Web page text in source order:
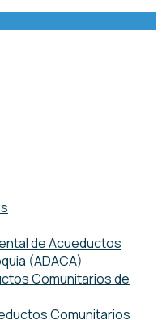
de Acueductos
(ADACA)
Comunitarios de
Comunitarios